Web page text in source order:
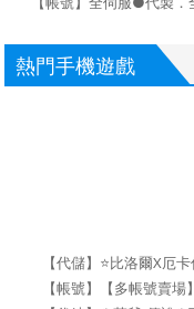
熱門手機遊戲